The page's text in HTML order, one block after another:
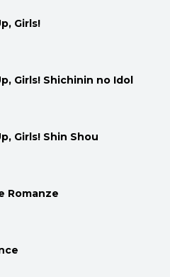
Girls!
Girls! Shichinin no Idol
Girls! Shin Shou
Romanze